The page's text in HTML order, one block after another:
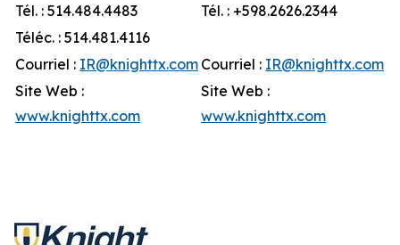
Tél. : 514.484.4483
Tél. : +598.2626.2344
Téléc. : 514.481.4116
Courriel : IR@knighttx.com Courriel : IR@knighttx.com
Site Web :
www.knighttx.com
Site Web :
www.knighttx.com